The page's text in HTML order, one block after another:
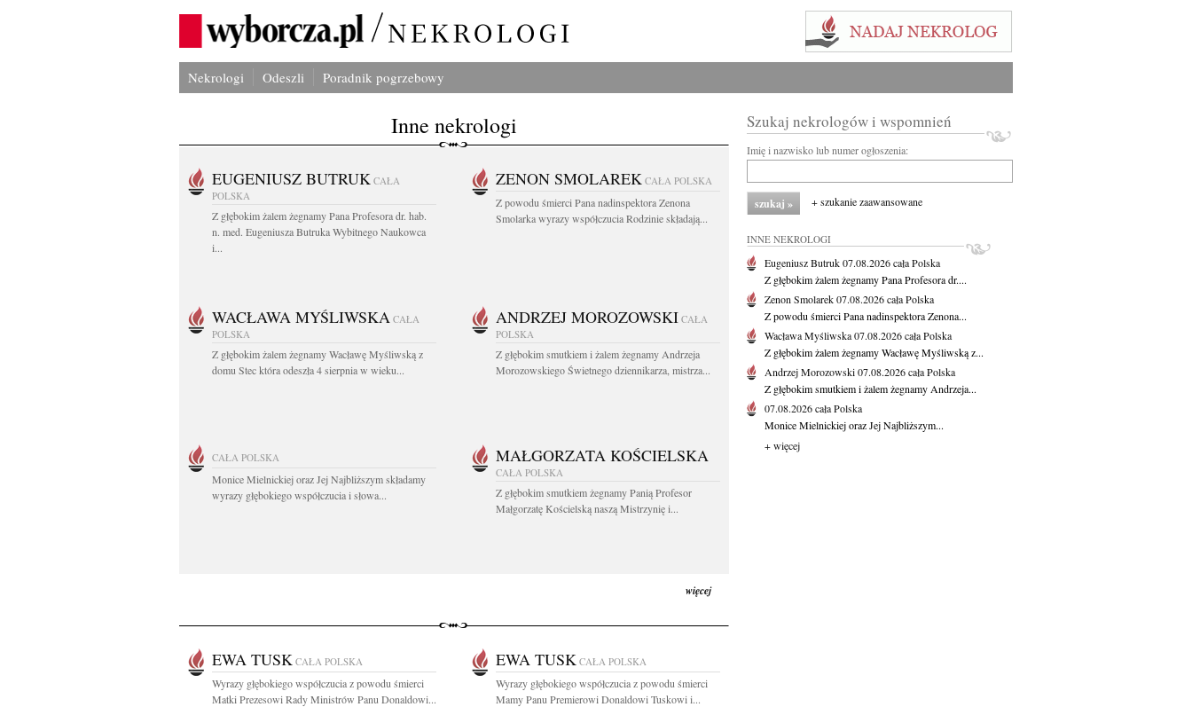
Nekrologi Odeszli Poradnik pogrzebowy
Inne nekrologi
EUGENIUSZ BUTRUK CAŁA
POLSKA
Z głębokim żalem żegnamy Pana Profesora dr. hab.
n. med. Eugeniusza Butruka Wybitnego Naukowca
i...
ZENON SMOLAREK CAŁA POLSKA
Z powodu śmierci Pana nadinspektora Zenona
Smolarka wyrazy współczucia Rodzinie składają...
WACŁAWA MYŚLIWSKA CAŁA
POLSKA
Z głębokim żalem żegnamy Wacławę Myśliwską z
domu Stec która odeszła 4 sierpnia w wieku...
ANDRZEJ MOROZOWSKI CAŁA
POLSKA
Z głębokim smutkiem i żalem żegnamy Andrzeja
Morozowskiego Świetnego dziennikarza, mistrza...
CAŁA POLSKA
Monice Mielnickiej oraz Jej Najbliższym składamy
wyrazy głębokiego współczucia i słowa...
MAŁGORZATA KOŚCIELSKA
CAŁA POLSKA
Z głębokim smutkiem żegnamy Panią Profesor
Małgorzatę Kościelską naszą Mistrzynię i...
więcej
EWA TUSK CAŁA POLSKA
Wyrazy głębokiego współczucia z powodu śmierci
Matki Prezesowi Rady Ministrów Panu Donaldowi...
EWA TUSK CAŁA POLSKA
Wyrazy głębokiego współczucia z powodu śmierci
Mamy Panu Premierowi Donaldowi Tuskowi i...
Szukaj nekrologów i wspomnień
Imię i nazwisko lub numer ogłoszenia:
+ szukanie zaawansowane
INNE NEKROLOGI
Eugeniusz Butruk07.08.2026cała Polska
Z głębokim żalem żegnamy Pana Profesora dr....
Zenon Smolarek07.08.2026cała Polska
Z powodu śmierci Pana nadinspektora Zenona...
Wacława Myśliwska07.08.2026cała Polska
Z głębokim żalem żegnamy Wacławę Myśliwską z...
Andrzej Morozowski07.08.2026cała Polska
Z głębokim smutkiem i żalem żegnamy Andrzeja...
07.08.2026cała Polska
Monice Mielnickiej oraz Jej Najbliższym...
+ więcej